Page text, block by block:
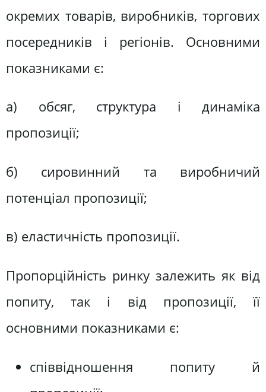
окремих товарів, виробників, торгових
посередників і регіонів. Основними
показниками є:
а) обсяг, структура і динаміка
пропозиції;
б) сировинний та виробничий
потенціал пропозиції;
в) еластичність пропозиції.
Пропорційність ринку залежить як від
попиту, так і від пропозиції, її
основними показниками є:
співвідношення попиту й